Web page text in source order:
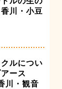
川・小豆
ルについ
ース
川・観音